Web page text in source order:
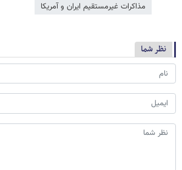
مذاكرات غيرمستقيم ايران و آمریکا
نظر شما